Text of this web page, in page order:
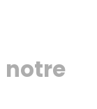
notre